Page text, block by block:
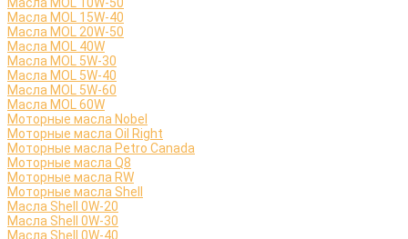
Масла MOL 15W-40
Масла MOL 20W-50
Масла MOL 40W
Масла MOL 5W-30
Масла MOL 5W-40
Масла MOL 5W-60
Масла MOL 60W
Моторные масла Nobel
Моторные масла Oil Right
Моторные масла Petro Canada
Моторные масла Q8
Моторные масла RW
Моторные масла Shell
Масла Shell 0W-20
Масла Shell 0W-30
Масла Shell 0W-40